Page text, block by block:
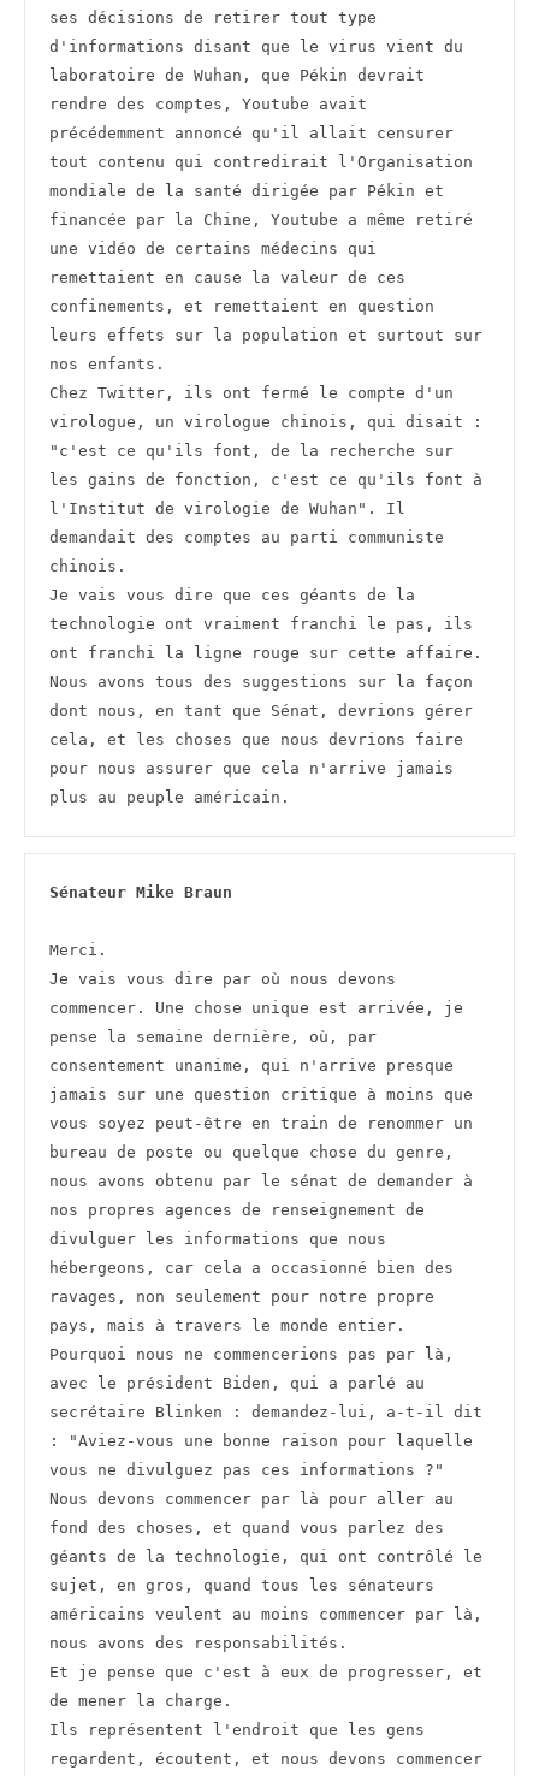
ses décisions de retirer tout type
d'informations disant que le virus vient du
laboratoire de Wuhan, que Pékin devrait
rendre des comptes, Youtube avait
précédemment annoncé qu'il allait censurer
tout contenu qui contredirait l'Organisation
mondiale de la santé dirigée par Pékin et
financée par la Chine, Youtube a même retiré
une vidéo de certains médecins qui
remettaient en cause la valeur de ces
confinements, et remettaient en question
leurs effets sur la population et surtout sur
nos enfants.
Chez Twitter, ils ont fermé le compte d'un
virologue, un virologue chinois, qui disait :
"c'est ce qu'ils font, de la recherche sur
les gains de fonction, c'est ce qu'ils font à
l'Institut de virologie de Wuhan". Il
demandait des comptes au parti communiste
chinois.
Je vais vous dire que ces géants de la
technologie ont vraiment franchi le pas, ils
ont franchi la ligne rouge sur cette affaire.
Nous avons tous des suggestions sur la façon
dont nous, en tant que Sénat, devrions gérer
cela, et les choses que nous devrions faire
pour nous assurer que cela n'arrive jamais
plus au peuple américain.
Sénateur Mike Braun
Merci.
Je vais vous dire par où nous devons
commencer. Une chose unique est arrivée, je
pense la semaine dernière, où, par
consentement unanime, qui n'arrive presque
jamais sur une question critique à moins que
vous soyez peut-être en train de renommer un
bureau de poste ou quelque chose du genre,
nous avons obtenu par le sénat de demander à
nos propres agences de renseignement de
divulguer les informations que nous
hébergeons, car cela a occasionné bien des
ravages, non seulement pour notre propre
pays, mais à travers le monde entier.
Pourquoi nous ne commencerions pas par là,
avec le président Biden, qui a parlé au
secrétaire Blinken : demandez-lui, a-t-il dit
: "Aviez-vous une bonne raison pour laquelle
vous ne divulguez pas ces informations ?"
Nous devons commencer par là pour aller au
fond des choses, et quand vous parlez des
géants de la technologie, qui ont contrôlé le
sujet, en gros, quand tous les sénateurs
américains veulent au moins commencer par là,
nous avons des responsabilités.
Et je pense que c'est à eux de progresser, et
de mener la charge.
Ils représentent l'endroit que les gens
regardent, écoutent, et nous devons commencer